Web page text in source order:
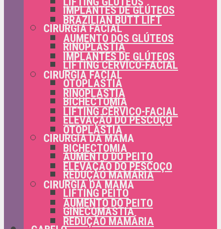
IMPLANTES DE GLÚTEOS
CIRURGIA FACIAL
RINOPLASTIA
LIFTING CÉRVICO-FACIAL
OTOPLASTIA
BICHECTOMIA
ELEVAÇÃO DO PESCOÇO
CIRURGIA DA MAMA
AUMENTO DO PEITO
REDUÇÃO MAMÁRIA
LIFTING PEITO
GINECOMASTIA
BRAZILIAN BUTT LIFT
AUMENTO DOS GLÚTEOS
IMPLANTES DE GLÚTEOS
CIRURGIA FACIAL
RINOPLASTIA
LIFTING CÉRVICO-FACIAL
OTOPLASTIA
BICHECTOMIA
ELEVAÇÃO DO PESCOÇO
CIRURGIA DA MAMA
AUMENTO DO PEITO
REDUÇÃO MAMÁRIA